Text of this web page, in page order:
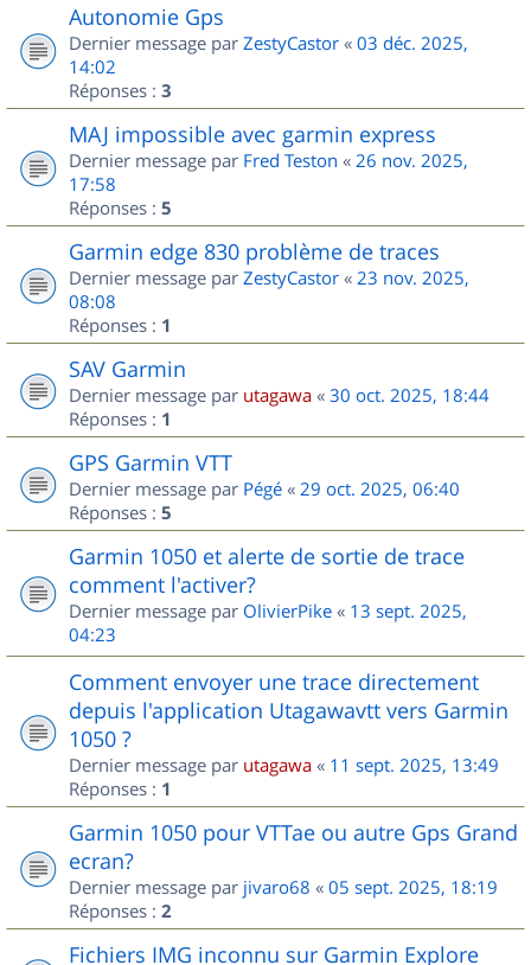
Autonomie Gps
Dernier message par ZestyCastor « 03 déc. 2025,
14:02
Réponses : 3
MAJ impossible avec garmin express
Dernier message par Fred Teston « 26 nov. 2025,
17:58
Réponses : 5
Garmin edge 830 problème de traces
Dernier message par ZestyCastor « 23 nov. 2025,
08:08
Réponses : 1
SAV Garmin
Dernier message par utagawa « 30 oct. 2025, 18:44
Réponses : 1
GPS Garmin VTT
Dernier message par Pégé « 29 oct. 2025, 06:40
Réponses : 5
Garmin 1050 et alerte de sortie de trace
comment l'activer?
Dernier message par OlivierPike « 13 sept. 2025,
04:23
Comment envoyer une trace directement
depuis l'application Utagawavtt vers Garmin
1050 ?
Dernier message par utagawa « 11 sept. 2025, 13:49
Réponses : 1
Garmin 1050 pour VTTae ou autre Gps Grand
ecran?
Dernier message par jivaro68 « 05 sept. 2025, 18:19
Réponses : 2
Fichiers IMG inconnu sur Garmin Explore